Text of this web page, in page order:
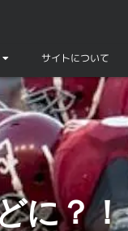
サイトについて
に？！